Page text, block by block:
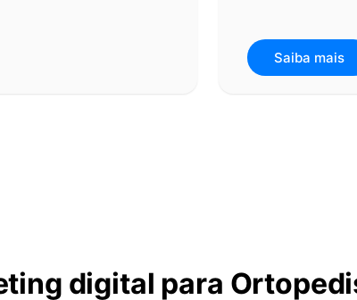
Saiba mais
digital para